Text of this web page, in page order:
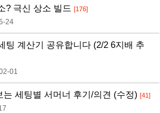
? 극신 상소 빌드 [176]
24
팅 계산기 공유합니다 (2/2 6지배 추
01
세팅별 서머너 후기/의견 (수정) [41]